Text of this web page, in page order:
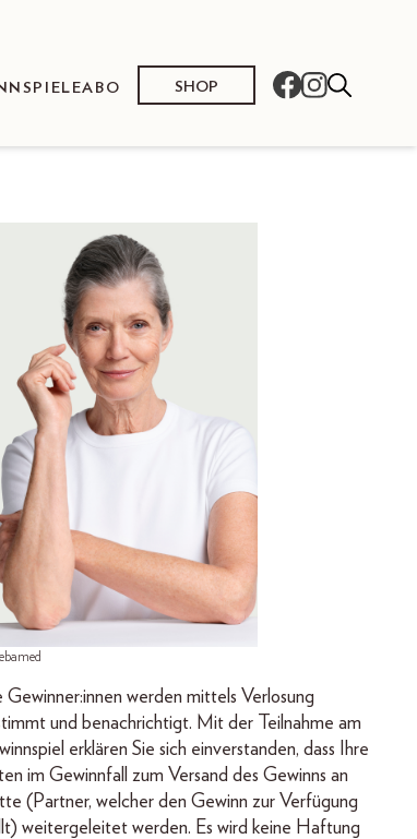
ABO SHOP
Gewinner:innen werden mittels Verlosung
und benachrichtigt. Mit der Teilnahme am
erklären Sie sich einverstanden, dass Ihre
im Gewinnfall zum Versand des Gewinns an
(Partner, welcher den Gewinn zur Verfügung
weitergeleitet werden. Es wird keine Haftung